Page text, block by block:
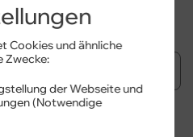
Cookies und ähnliche
Zwecke:
der Webseite und
(Notwendige